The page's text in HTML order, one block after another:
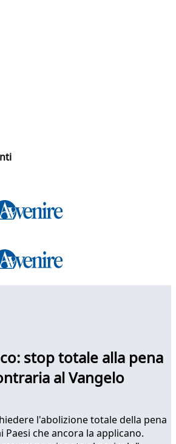
stop totale alla pena
al Vangelo
l'abolizione totale della pena
Paesi che ancora la applicano.